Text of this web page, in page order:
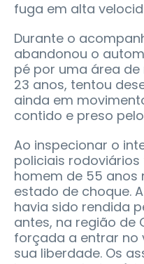
fuga em alta
Durante o
abandonou o
pé por uma área
23 anos, tentou
ainda em
contido e preso
Ao inspecionar o
policiais
homem de 55 anos
estado de choque.
havia sido rendida
antes, na região de
forçada a entrar no
sua liberdade. Os